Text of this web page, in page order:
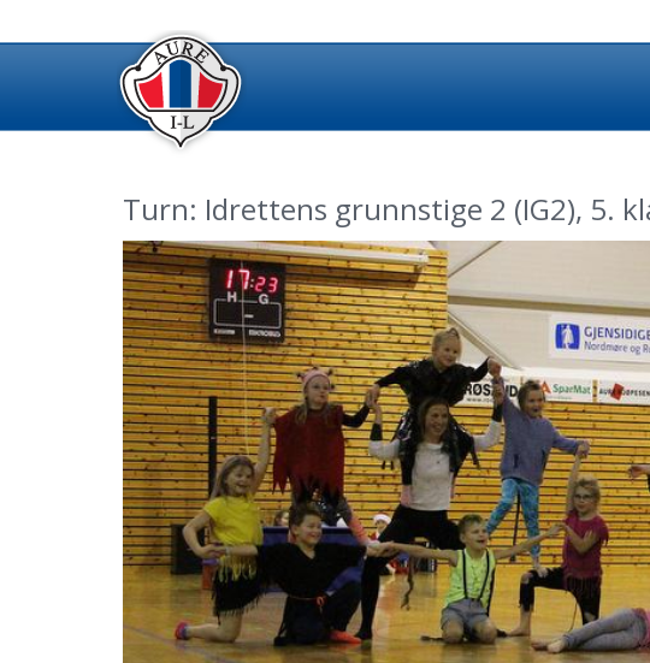
Turn: Idrettens grunnstige 2 (IG2), 5.